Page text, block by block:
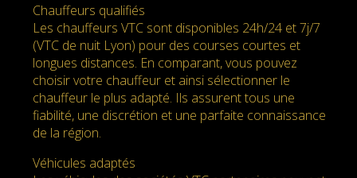
Chauffeurs qualifiés
Les chauffeurs VTC sont disponibles 24h/24 et 7j/7
(VTC de nuit Lyon) pour des courses courtes et
longues distances. En comparant, vous pouvez
choisir votre chauffeur et ainsi sélectionner le
chauffeur le plus adapté. Ils assurent tous une
fiabilité, une discrétion et une parfaite connaissance
de la région.
Véhicules adaptés